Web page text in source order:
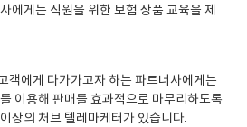
에게는 직원을 위한 보험 상품 교육을 제
객에게 다가가고자 하는 파트너사에게는
이용해 판매를 효과적으로 마무리하도록
상의 처브 텔레마케터가 있습니다.